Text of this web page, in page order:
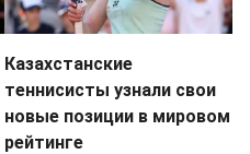
Казахстанские
теннисисты узнали свои
новые позиции в мировом
рейтинге